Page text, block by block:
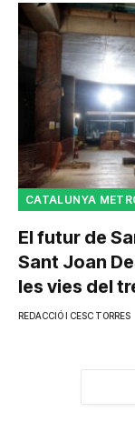
CATALUNYA
El futur de
Sant Joan
les vies del
REDACCIÓ I CESC TORRES